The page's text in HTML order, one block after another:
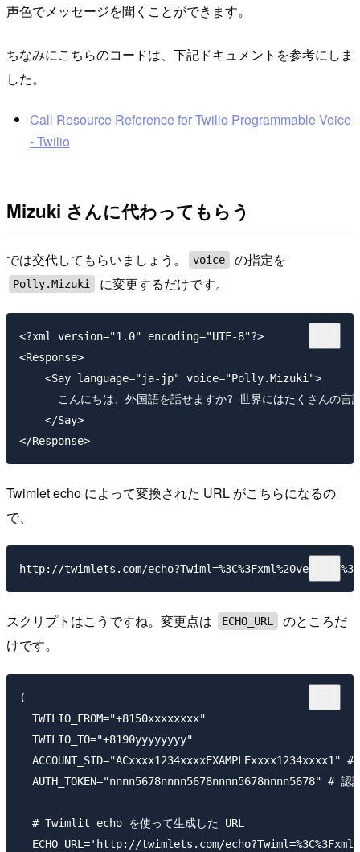
声色でメッセージを聞くことができます。
ちなみにこちらのコードは、下記ドキュメントを参考にしま
した。
Call Resource Reference for Twilio Programmable Voice
- Twilio
Mizuki さんに代わってもらう
では交代してもらいましょう。 voice の指定を
Polly.Mizuki に変更するだけです。
<?xml version="1.0" encoding="UTF-8"?>
<Response>
    <Say language="ja-jp" voice="Polly.Mizuki">
こんにちは、外国語を話せますか? 世界にはたくさんの
    </Say>
Twimlet echo によって変換された URL がこちらになるの
で、
スクリプトはこうですね。変更点は ECHO_URL
のところだ
けです。
(
  TWILIO_FROM="+8150xxxxxxxx"
  TWILIO_TO="+8190yyyyyyyy"
ACCOUNT_SID="ACxxxx1234xxxxEXAMPLExxxx1234xxxx1" #
AUTH_TOKEN="nnnn5678nnnn5678nnnn5678nnnn5678" # 認
  # Twimlit echo を使って生成した URL
ECHO_URL='http://twimlets.com/